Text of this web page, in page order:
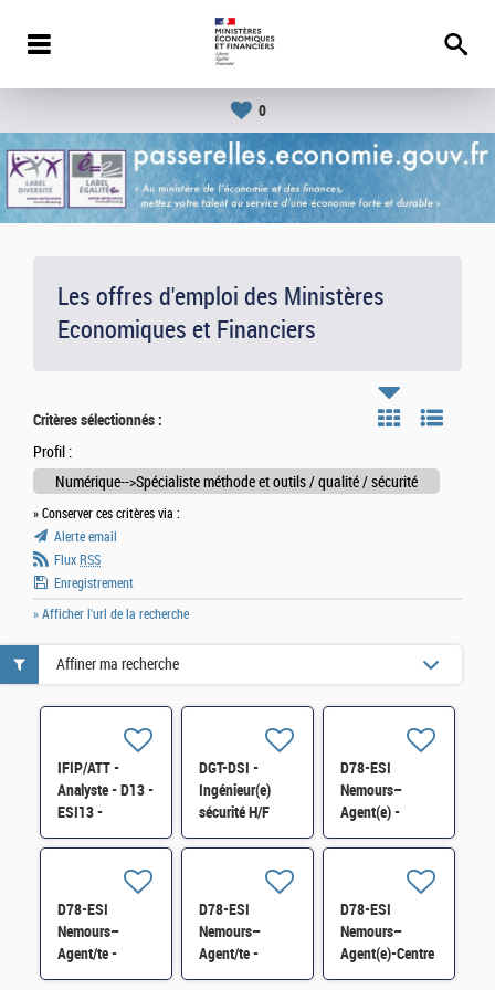
0
Les offres d'emploi des Ministères
Economiques et Financiers
Critères sélectionnés :
Profil :
Numérique-->Spécialiste méthode et outils / qualité / sécurité
» Conserver ces critères via :
Alerte email
Flux RSS
Enregistrement
» Afficher l'url de la recherche
IFIP/ATT -
Analyste - D13 -
ESI13 -
Chargé(e) de
Informatique
H/F
DGT-DSI -
Ingénieur(e)
sécurité H/F
D78-ESI
Nemours–
Agent(e) -
Centre National
FICOVIE et MNT
des déclarations
2736 H/F
D78-ESI
Nemours–
Agent/te -
Centre National
D78-ESI
Nemours–
Agent/te -
Centre National
D78-ESI
Nemours–
Agent(e)-Centre
National de
Affiner ma recherche